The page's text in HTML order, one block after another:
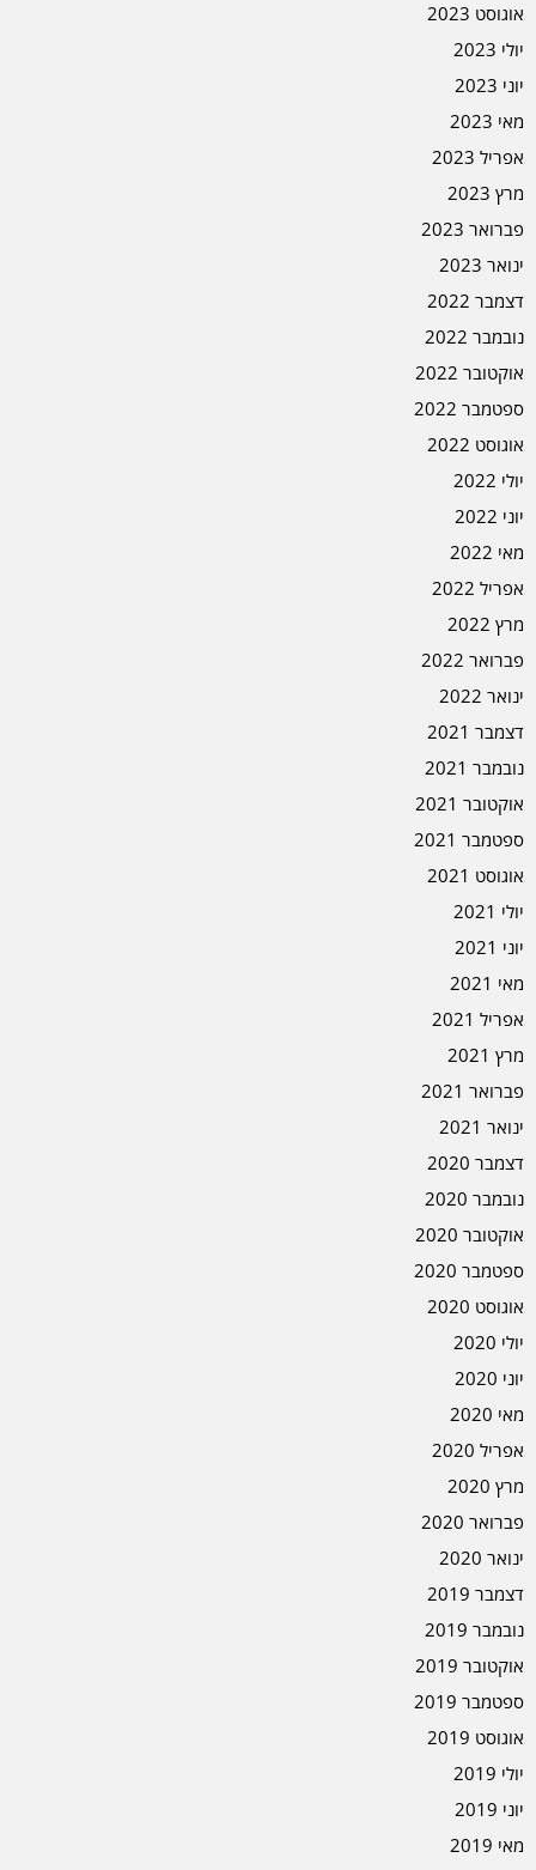
אוגוסט 2023
יולי 2023
יוני 2023
מאי 2023
אפריל 2023
מרץ 2023
פברואר 2023
ינואר 2023
דצמבר 2022
נובמבר 2022
אוקטובר 2022
ספטמבר 2022
אוגוסט 2022
יולי 2022
יוני 2022
מאי 2022
אפריל 2022
מרץ 2022
פברואר 2022
ינואר 2022
דצמבר 2021
נובמבר 2021
אוקטובר 2021
ספטמבר 2021
אוגוסט 2021
יולי 2021
יוני 2021
מאי 2021
אפריל 2021
מרץ 2021
פברואר 2021
ינואר 2021
דצמבר 2020
נובמבר 2020
אוקטובר 2020
ספטמבר 2020
אוגוסט 2020
יולי 2020
יוני 2020
מאי 2020
אפריל 2020
מרץ 2020
פברואר 2020
ינואר 2020
דצמבר 2019
נובמבר 2019
אוקטובר 2019
ספטמבר 2019
אוגוסט 2019
יולי 2019
יוני 2019
מאי 2019